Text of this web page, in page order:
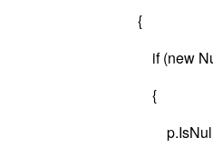
{
if (new
{
p.IsNullable